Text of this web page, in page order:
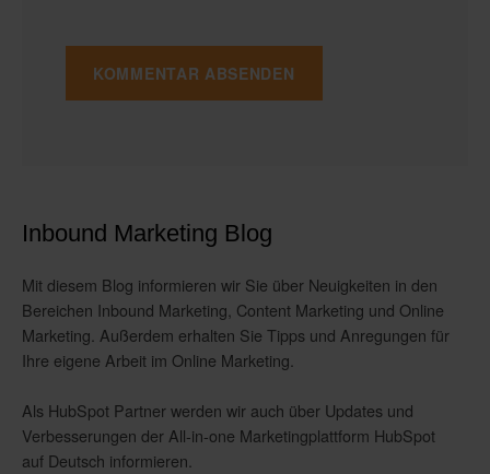
Inbound Marketing Blog
Mit diesem Blog informieren wir Sie über Neuigkeiten in den
Bereichen Inbound Marketing, Content Marketing und Online
Marketing. Außerdem erhalten Sie Tipps und Anregungen für
Ihre eigene Arbeit im Online Marketing.
Als HubSpot Partner werden wir auch über Updates und
Verbesserungen der All-in-one Marketingplattform HubSpot
auf Deutsch informieren.